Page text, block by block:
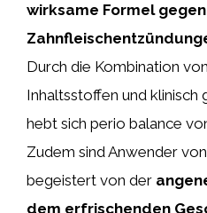
wirksame Formel gegen
Durch die Kombination
Inhaltsstoffen und
hebt sich perio balance
Zudem sind Anwender
begeistert von der
dem erfrischenden